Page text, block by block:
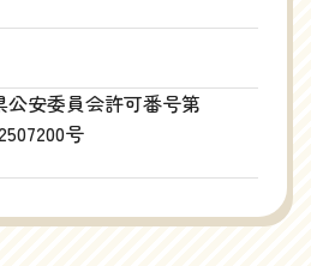
公安委員会許可番号第
号